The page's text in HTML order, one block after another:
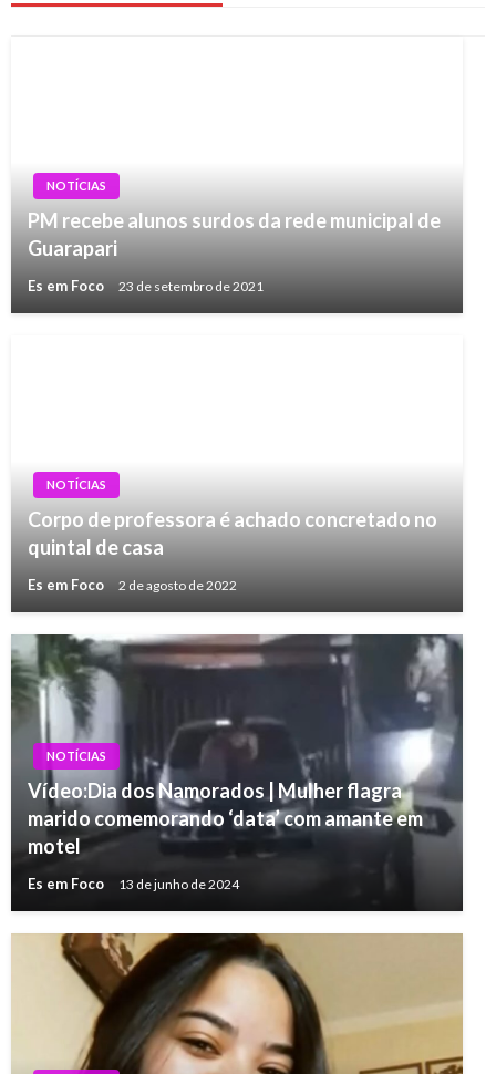
NOTÍCIAS
PM recebe alunos surdos da rede municipal de
Guarapari
Es em Foco 23 de setembro de 2021
NOTÍCIAS
Corpo de professora é achado concretado no
quintal de casa
Es em Foco 2 de agosto de 2022
NOTÍCIAS
Vídeo:Dia dos Namorados | Mulher flagra
marido comemorando ‘data’ com amante em
motel
Es em Foco 13 de junho de 2024